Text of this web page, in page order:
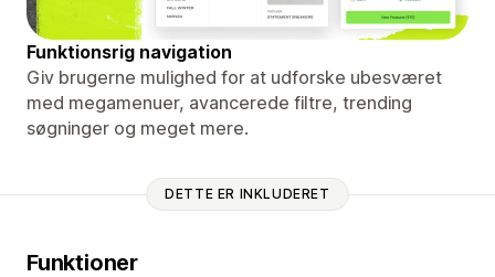
Funktionsrig navigation
Giv brugerne mulighed for at udforske ubesværet
med megamenuer, avancerede filtre, trending
søgninger og meget mere.
DETTE ER INKLUDERET
Funktioner